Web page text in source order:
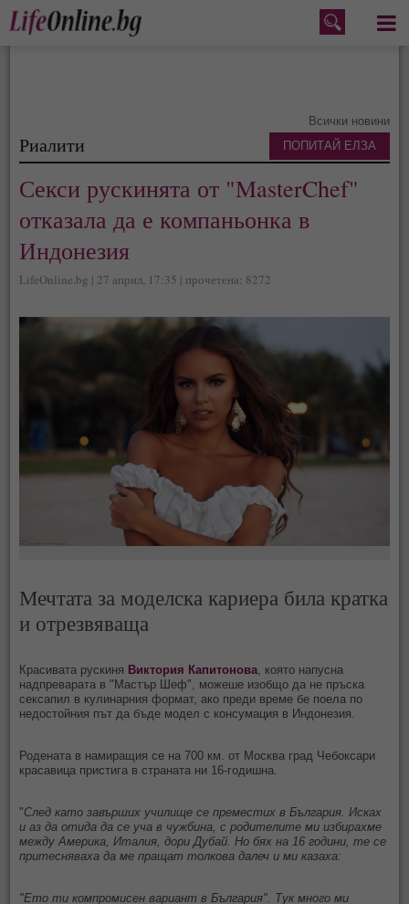
Меню
Всички новини
Риалити
Секси рускинята от "MasterChef"
отказала да е компаньонка в
Индонезия
LifeOnline.bg | 27 април, 17:35 | прочетена: 8272
Мечтата за моделска кариера била кратка
и отрезвяваща
Красивата рускиня Виктория Капитонова , която напусна
надпреварата в "Мастър Шеф", можеше изобщо да не пръска
сексапил в кулинарния формат, ако преди време бе поела по
недостойния път да бъде модел с консумация в Индонезия.
Родената в намиращия се на 700 км. от Москва град Чебоксари
красавица пристига в страната ни 16-годишна.
"След като завърших училище се преместих в България. Исках
и аз да отида да се уча в чужбина, с родителите ми избирахме
между Америка, Италия, дори Дубай. Но бях на 16 години, те се
притесняваха да ме пращат толкова далеч и ми казаха:
"Ето ти компромисен вариант в България". Тук много ми
ПОПИТАЙ ЕЛЗА